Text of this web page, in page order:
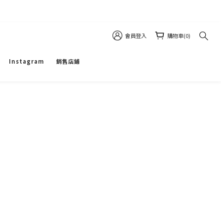
會員登入 購物車(0)
Instagram 銷售店鋪